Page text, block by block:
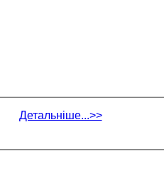
Детальніше...>>